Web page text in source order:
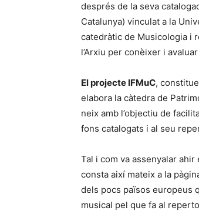
després de la seva
Catalunya) vinculat a la
catedràtic de Musicologia i
l’Arxiu per conèixer i
El projecte IFMuC,
elabora la càtedra de
neix amb l’objectiu de
fons catalogats i al seu
Tal i com va assenyalar
consta així mateix a la
dels pocs països europeus
musical pel que fa al